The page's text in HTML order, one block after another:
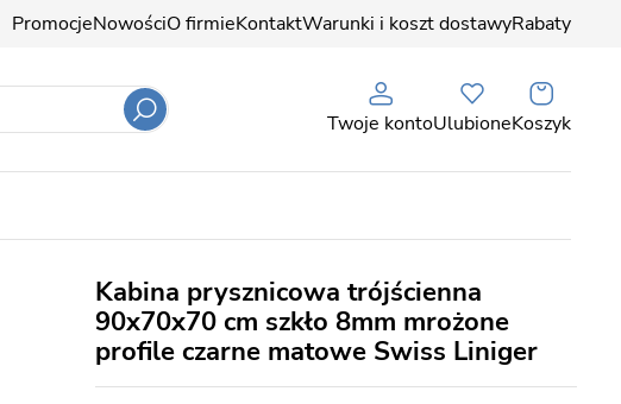
PromocjeNowościO firmieKontaktWarunki i koszt dostawyRabaty
Twoje kontoUlubioneKoszyk
Kabina prysznicowa trójścienna
90x70x70 cm szkło 8mm mrożone
profile czarne matowe Swiss Liniger